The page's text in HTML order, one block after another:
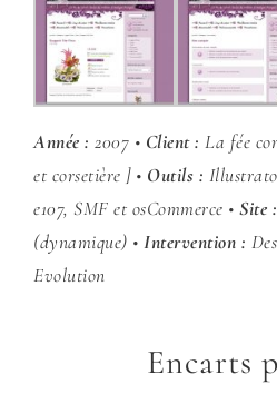
Année : 2007 • Client : La fée
et corsetière ] • Outils :
e107, SMF et osCommerce • Site :
(dynamique) • Intervention :
Evolution
Encarts